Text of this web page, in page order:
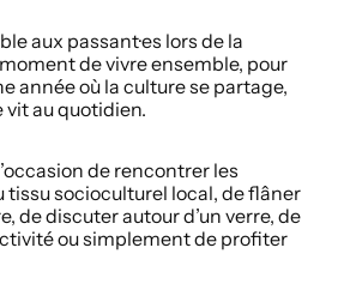
aux passant·es lors de la
moment de vivre ensemble, pour
année où la culture se partage,
vit au quotidien.
de rencontrer les
tissu socioculturel local, de flâner
de discuter autour d’un verre, de
ou simplement de profiter